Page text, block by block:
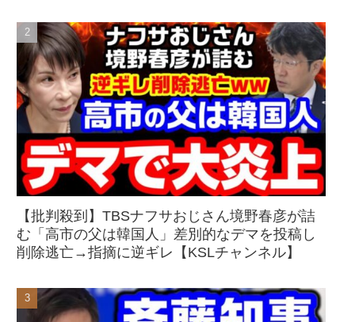
【批判殺到】TBSナフサおじさん境野春彦が詰
む「高市の父は韓国人」差別的なデマを投稿し
削除逃亡→指摘に逆ギレ【KSLチャンネル】